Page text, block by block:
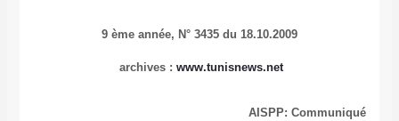
9 ème année, N° 3435 du 18.10.2009
archives
: www.tunisnews.net
AISPP: Communiqué